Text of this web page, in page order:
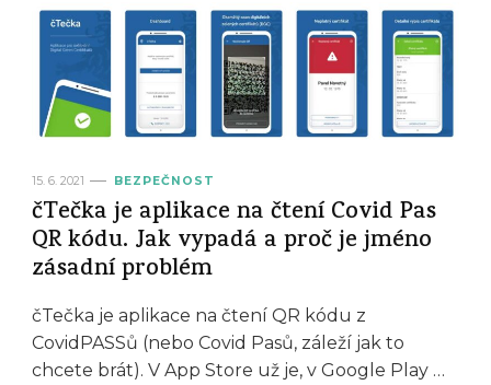
15. 6. 2021 BEZPEČNOST
čTečka je aplikace na čtení Covid Pas
QR kódu. Jak vypadá a proč je jméno
zásadní problém
čTečka je aplikace na čtení QR kódu z
CovidPASSů (nebo Covid Pasů, záleží jak to
chcete brát). V App Store už je, v Google Play …